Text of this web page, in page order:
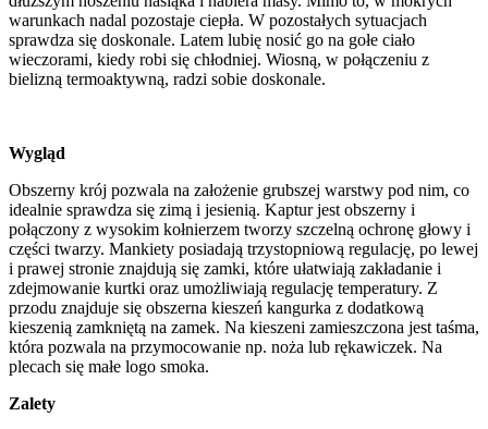
warunkach nadal pozostaje ciepła. W pozostałych sytuacjach
sprawdza się doskonale. Latem lubię nosić go na gołe ciało
wieczorami, kiedy robi się chłodniej. Wiosną, w połączeniu z
bielizną termoaktywną, radzi sobie doskonale.
Wygląd
Obszerny krój pozwala na założenie grubszej warstwy pod nim, co
idealnie sprawdza się zimą i jesienią. Kaptur jest obszerny i
połączony z wysokim kołnierzem tworzy szczelną ochronę głowy i
części twarzy. Mankiety posiadają trzystopniową regulację, po lewej
i prawej stronie znajdują się zamki, które ułatwiają zakładanie i
zdejmowanie kurtki oraz umożliwiają regulację temperatury. Z
przodu znajduje się obszerna kieszeń kangurka z dodatkową
kieszenią zamkniętą na zamek. Na kieszeni zamieszczona jest taśma,
która pozwala na przymocowanie np. noża lub rękawiczek. Na
plecach się małe logo smoka.
Zalety